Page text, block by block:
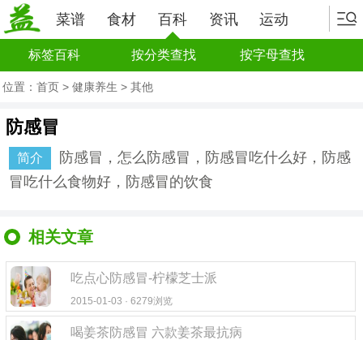
菜谱 食材 百科 资讯 运动
标签百科 按分类查找 按字母查找
位置： 首页 > 健康养生 > 其他
防感冒
简介
防感冒，怎么防感冒，防感冒吃什么好，防感
冒吃什么食物好，防感冒的饮食
相关文章
吃点心防感冒-柠檬芝士派
2015-01-03 · 6279浏览
喝姜茶防感冒 六款姜茶最抗病